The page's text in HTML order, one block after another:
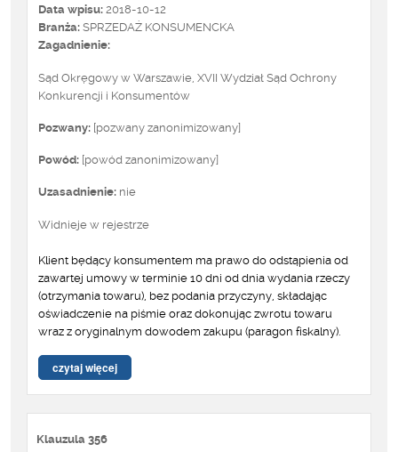
Data wpisu: 2018-10-12
Branża: SPRZEDAŻ KONSUMENCKA
Zagadnienie:
Sąd Okręgowy w Warszawie, XVII Wydział Sąd Ochrony
Konkurencji i Konsumentów
Pozwany: [pozwany zanonimizowany]
Powód: [powód zanonimizowany]
Uzasadnienie: nie
Widnieje w rejestrze
Klient będący konsumentem ma prawo do odstąpienia od
zawartej umowy w terminie 10 dni od dnia wydania rzeczy
(otrzymania towaru), bez podania przyczyny, składając
oświadczenie na piśmie oraz dokonując zwrotu towaru
wraz z oryginalnym dowodem zakupu (paragon fiskalny).
czytaj więcej
Klauzula 356